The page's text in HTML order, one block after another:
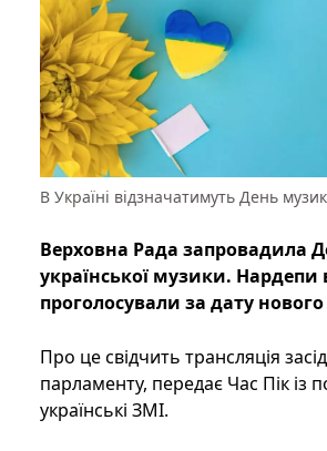
В Україні відзначатимуть День
Верховна Рада запровадила
української музики. Нардепи
проголосували за дату нового
Про це свідчить трансляція
парламенту, передає Час Пік із
українські ЗМІ.